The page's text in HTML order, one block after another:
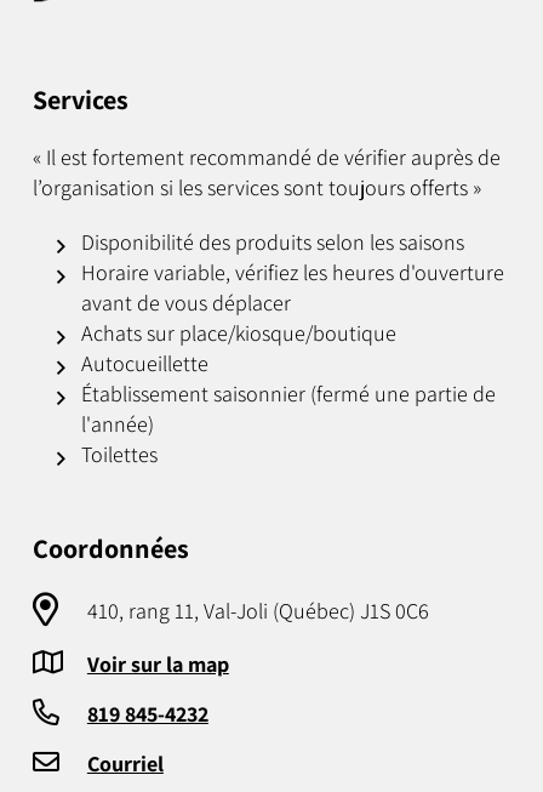
Services
« Il est fortement recommandé de vérifier auprès de
l’organisation si les services sont toujours offerts »
Disponibilité des produits selon les saisons
Horaire variable, vérifiez les heures d'ouverture
avant de vous déplacer
Achats sur place/kiosque/boutique
Autocueillette
Établissement saisonnier (fermé une partie de
l'année)
Toilettes
Coordonnées
410, rang 11, Val-Joli (Québec) J1S 0C6
Voir sur la map
819 845-4232
Courriel